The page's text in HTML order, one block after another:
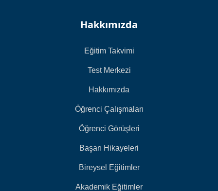
Hakkımızda
Eğitim Takvimi
Test Merkezi
Hakkımızda
Öğrenci Çalışmaları
Öğrenci Görüşleri
Başarı Hikayeleri
Bireysel Eğitimler
Akademik Eğitimler